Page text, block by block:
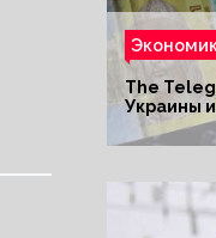
The
Украины